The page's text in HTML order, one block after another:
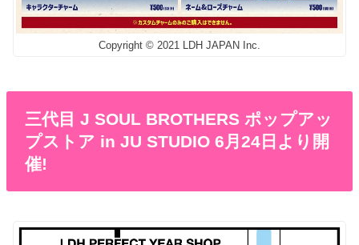
Copyright © 2021 LDH JAPAN Inc.
三代目 J SOUL BROTHERS ポップアッ
プストア in JU STUDIO 6月24日より開
催!